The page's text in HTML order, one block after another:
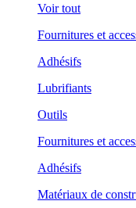
Voir tout
Fournitures et
Adhésifs
Lubrifiants
Outils
Fournitures et
Adhésifs
Matériaux de